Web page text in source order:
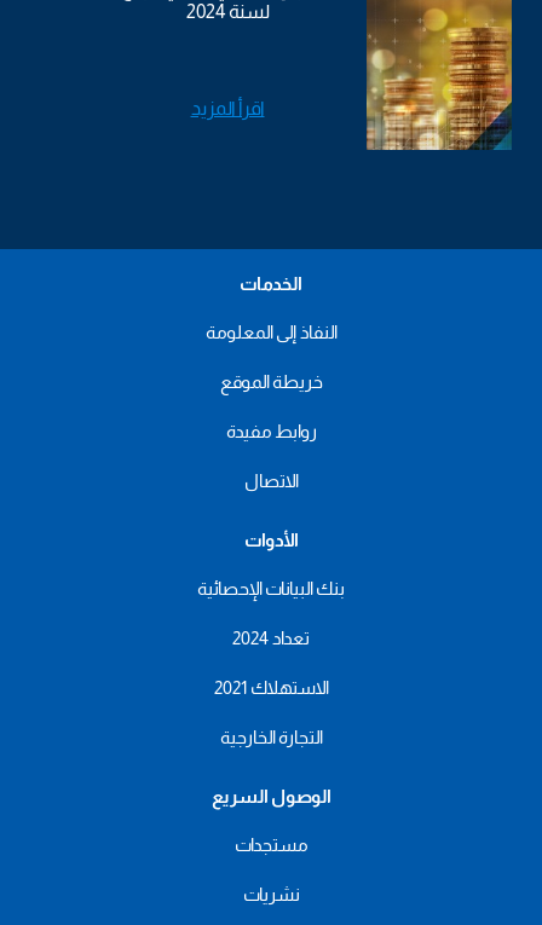
لسنة 2024
اقرأ المزيد
الخدمات
النفاذ إلى المعلومة
خريطة الموقع
روابط مفيدة
الاتصال
الأدوات
بنك البيانات الإحصائية
تعداد 2024
الاستهلاك 2021
التجارة الخارجية
الوصول السريع
مستجدات
نشريات